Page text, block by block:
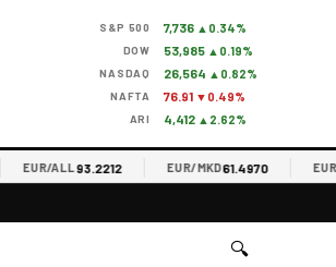
S&P 500 7,736 ▲0.34%
DOW 53,985 ▲0.19%
NASDAQ 26,564 ▲0.82%
NAFTA 76.91 ▼0.49%
ARI 4,412 ▲2.62%
EUR/ALL93.2212 EUR/MKD61.4970 EUR/
🔍